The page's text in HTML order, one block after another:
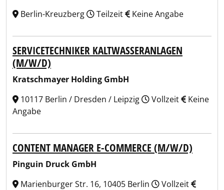
Berlin-Kreuzberg
Teilzeit Keine Angabe
SERVICETECHNIKER KALTWASSERANLAGEN
(M/W/D)
Kratschmayer Holding GmbH
10117 Berlin / Dresden / Leipzig
Vollzeit
Keine
Angabe
CONTENT MANAGER E-COMMERCE (M/W/D)
Pinguin Druck GmbH
Marienburger Str. 16, 10405 Berlin
Vollzeit